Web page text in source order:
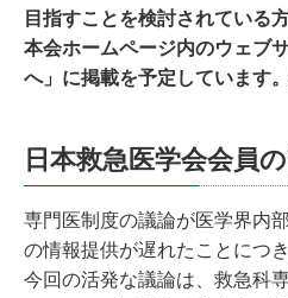
目指すことを検討されている
本会ホームページ内のウェブ
へ」に掲載を予定しています
日本救急医学会会員
専門医制度の議論が医学界内
の情報提供が遅れたことにつ
今回の活発な議論は、救急科